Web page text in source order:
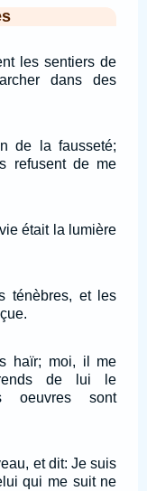
les sentiers de
dans des
de la fausseté;
refusent de me
était la lumière
ténèbres, et les
haïr; moi, il me
de lui le
oeuvres sont
et dit: Je suis
qui me suit ne